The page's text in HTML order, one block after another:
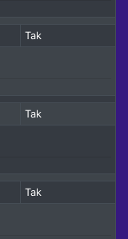
Tak
Tak
Tak